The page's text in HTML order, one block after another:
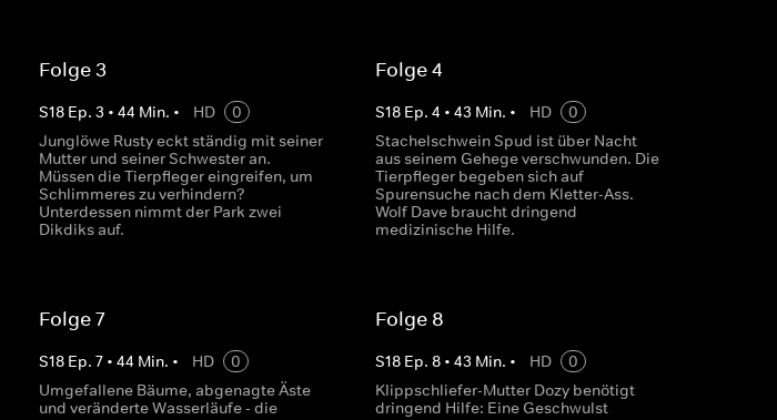
Folge 3
S18 Ep. 3 • 44 Min. • HD
0
Junglöwe Rusty eckt ständig mit seiner
Mutter und seiner Schwester an.
Müssen die Tierpfleger eingreifen, um
Schlimmeres zu verhindern?
Unterdessen nimmt der Park zwei
Dikdiks auf.
Folge 4
S18 Ep. 4 • 43 Min. • HD
0
Stachelschwein Spud ist über Nacht
aus seinem Gehege verschwunden. Die
Tierpfleger begeben sich auf
Spurensuche nach dem Kletter-Ass.
Wolf Dave braucht dringend
medizinische Hilfe.
Folge 7
S18 Ep. 7• 44 Min. • HD
0
Umgefallene Bäume, abgenagte Äste
und veränderte Wasserläufe - die
Folge 8
S18 Ep. 8• 43 Min. • HD
0
Klippschliefer-Mutter Dozy benötigt
dringend Hilfe: Eine Geschwulst